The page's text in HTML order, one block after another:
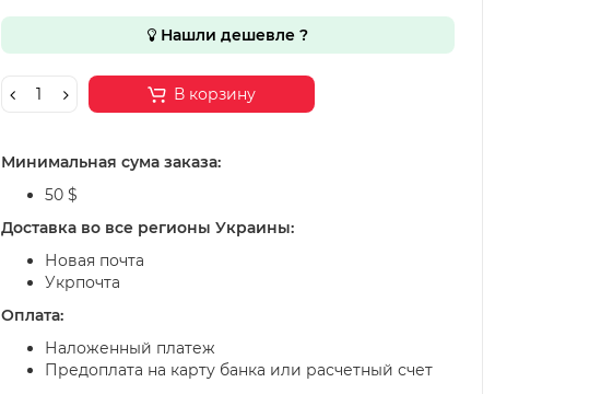
Нашли дешевле ?
В корзину
Минимальная сума заказа:
50 $
Доставка во все регионы Украины:
Новая почта
Укрпочта
Оплата:
Наложенный платеж
Предоплата на карту банка или расчетный счет